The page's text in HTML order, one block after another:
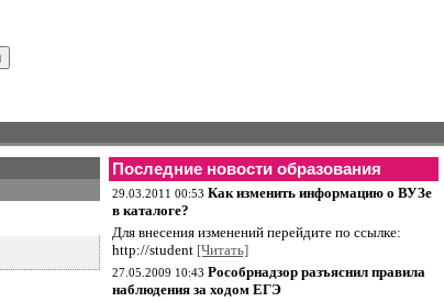
Последние новости образования
29.03.2011 00:53 Как изменить информацию о ВУЗе
в каталоге?
Для внесения изменений перейдите по ссылке:
http://student [Читать]
27.05.2009 10:43 Рособрнадзор разъяснил правила
наблюдения за ходом ЕГЭ